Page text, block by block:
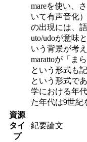
mareを使い、
いて有声音化
の出現には、
uto/udoが意味
いう背景が考
marattoが「ま
という形式も
という形式で
学における年
た年代は9世紀
資源
タイ
プ
紀要論文